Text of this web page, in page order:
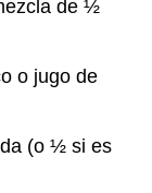
de ½
o jugo de
(o ½ si es